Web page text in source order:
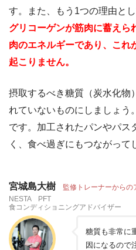
す。また、もう1つの理由と
グリコーゲンが筋肉に蓄えら
肉のエネルギーであり、これ
起こりません。
摂取するべき糖質（炭水化物
れていないものにしましょう
です。加工されたパンやパス
く、食べ過ぎにもつながって
宮城島大樹 監修トレーナーからの
NESTA PFT
食コンディショニングアドバイザー
糖質も非常に
因になるので